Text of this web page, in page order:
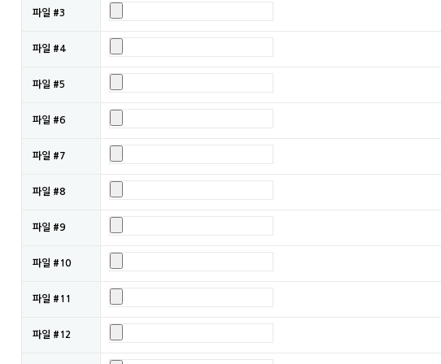
파일 #3
파일 #4
파일 #5
파일 #6
파일 #7
파일 #8
파일 #9
파일 #10
파일 #11
파일 #12